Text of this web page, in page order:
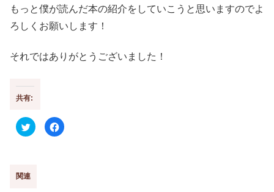
もっと僕が読んだ本の紹介をしていこうと思いますのでよ
ろしくお願いします！
それではありがとうございました！
共有:
ク
リ
F
a
関連